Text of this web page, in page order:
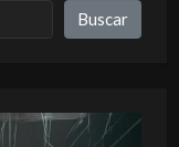
Buscar